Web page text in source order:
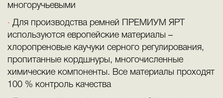
многоручьевыми
Для производства ремней ПРЕМИУМ ЯРТ
используются европейские материалы –
хлоропреновые каучуки серного регулирования,
пропитанные кордшнуры, многочисленные
химические компоненты. Все материалы проходят
100 % контроль качества